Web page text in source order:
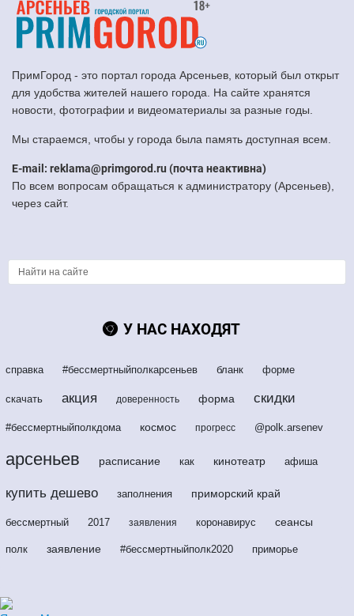
ПримГород - это портал города Арсеньев, который был открыт
для удобства жителей нашего города. На сайте хранятся
новости, фотографии и видеоматериалы за разные годы.
Мы стараемся, чтобы у города была память доступная всем.
E-mail: reklama@primgorod.ru (почта неактивна)
По всем вопросам обращаться к администратору (Арсеньев),
через сайт.
У НАС НАХОДЯТ
справка #бессмертныйполкарсеньев бланк форме
скачать акция доверенность форма скидки
#бессмертныйполкдома космос прогресс @polk.arsenev
арсеньев расписание как кинотеатр афиша
купить дешево заполнения приморский край
бессмертный 2017 заявления коронавирус сеансы
полк заявление #бессмертныйполк2020 приморье